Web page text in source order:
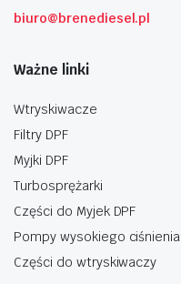
biuro@brenediesel.pl
Ważne linki
Wtryskiwacze
Filtry DPF
Myjki DPF
Turbosprężarki
Części do Myjek DPF
Pompy wysokiego ciśnienia
Części do wtryskiwaczy